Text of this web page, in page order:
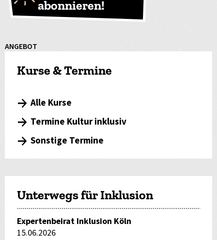
abonnieren!
ANGEBOT
Kurse & Termine
Alle Kurse
Termine Kultur inklusiv
Sonstige Termine
Unterwegs für Inklusion
Expertenbeirat Inklusion Köln
15.06.2026